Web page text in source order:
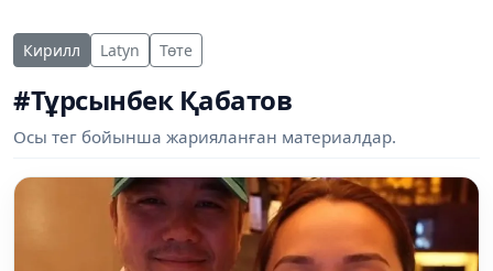
Кирилл Latyn Төте
#Тұрсынбек Қабатов
Осы тег бойынша жарияланған материалдар.